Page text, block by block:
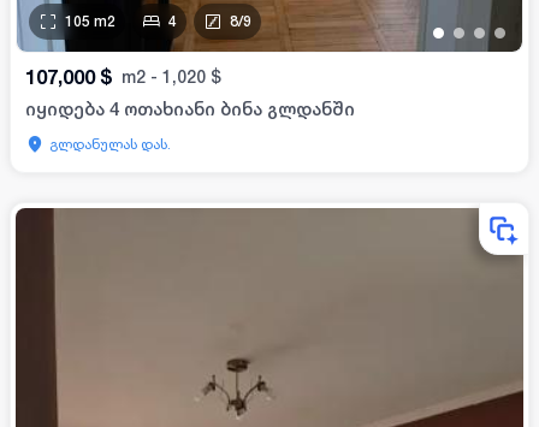
• • • •
105 m2 4 8/9
107,000 $ m2 - 1,020 $
იყიდება 4 ოთახიანი ბინა გლდანში
გლდანულას დას.